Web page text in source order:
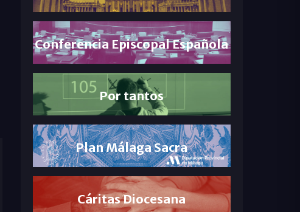
Conferencia Episcopal Española
Por tantos
Plan Málaga Sacra
Cáritas Diocesana